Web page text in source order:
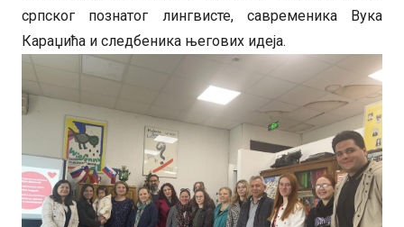
српског познатог лингвисте, савременика Вука
Караџића и следбеника његових идеја.